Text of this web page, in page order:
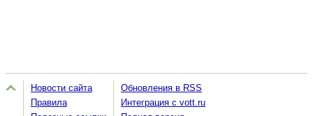
Новости сайта
Правила
Обновления в RSS
Интеграция с vott.ru